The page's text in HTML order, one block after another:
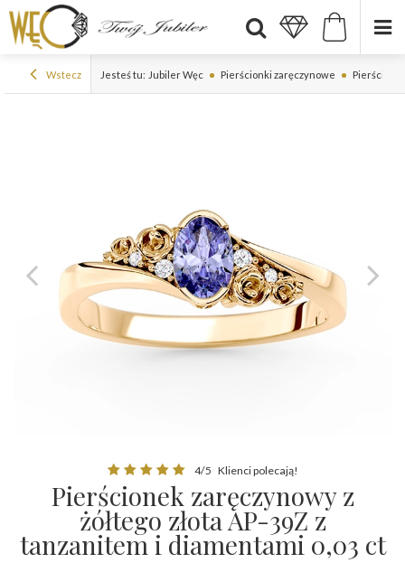
Wstecz Jesteś tu: Jubiler Węc Pierścionki zaręczynowe
4/5 Klienci polecają!
Pierścionek zaręczynowy z
żółtego złota AP-39Z z
tanzanitem i diamentami 0,03 ct